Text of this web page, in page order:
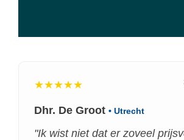
★★★★★
Dhr. De Groot • Utrecht
"Ik wist niet dat er zoveel